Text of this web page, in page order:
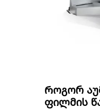
Როგორ
ფილმის